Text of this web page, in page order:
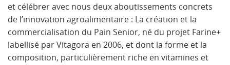
et célébrer avec nous deux aboutissements concrets
de l’innovation agroalimentaire : La création et la
commercialisation du Pain Senior, né du projet Farine+
labellisé par Vitagora en 2006, et dont la forme et la
composition, particulièrement riche en vitamines et